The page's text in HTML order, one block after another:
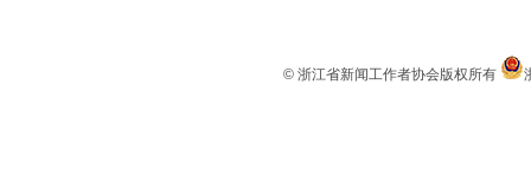
© 浙江省新闻工作者协会版权所有